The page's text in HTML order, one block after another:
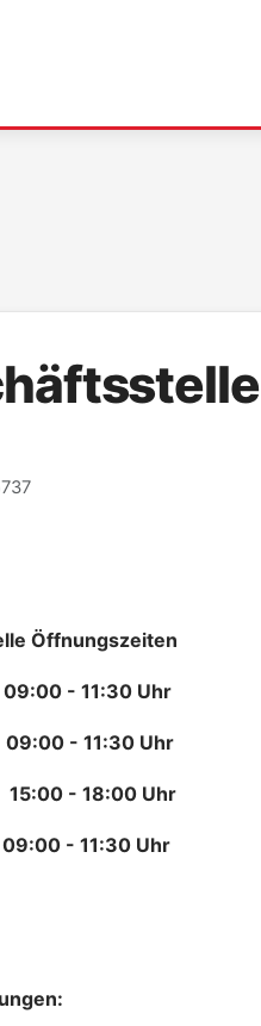
Öffnungszeiten
- 11:30 Uhr
- 11:30 Uhr
- 18:00 Uhr
- 11:30 Uhr